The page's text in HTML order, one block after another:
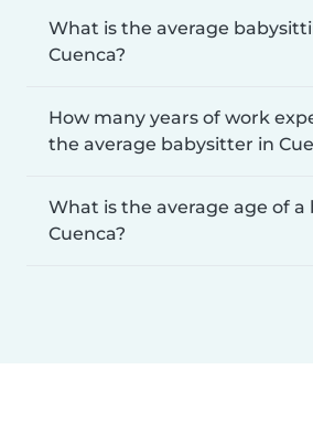
What is the average
Cuenca?
How many years of work
the average babysitter in
What is the average age of
Cuenca?